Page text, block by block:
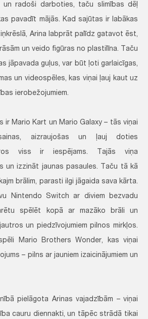
un radoši darboties, taču slimības dēļ
pavadīt mājās. Kad sajūtas ir labākas
Arina labprāt palīdz gatavot ēst,
un veido figūras no plastilīna. Taču
jāpavada guļus, var būt ļoti garlaicīgas,
un videospēles, kas viņai ļauj kaut uz
ierobežojumiem.
ir Mario Kart un Mario Galaxy – tās viņai
aizraujošas un ļauj doties
viss ir iespējams. Tajās viņa
un izzināt jaunas pasaules. Taču tā kā
brālim, parasti ilgi jāgaida sava kārta.
Nintendo Switch ar diviem bezvadu
spēlēt kopā ar mazāko brāli un
un piedzīvojumiem pilnos mirkļos.
Mario Brothers Wonder, kas viņai
– pilns ar jauniem izaicinājumiem un
pielāgota Arinas vajadzībām – viņai
cauru diennakti, un tāpēc strādā tikai